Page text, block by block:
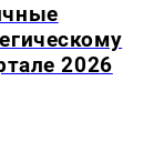
2026